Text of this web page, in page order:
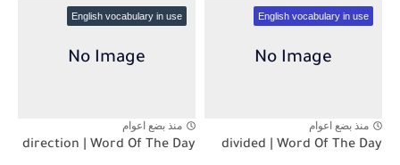
English vocabulary in use
منذ بضع اعوام
divided | Word Of The Day
English vocabulary in use
منذ بضع اعوام
direction | Word Of The Day